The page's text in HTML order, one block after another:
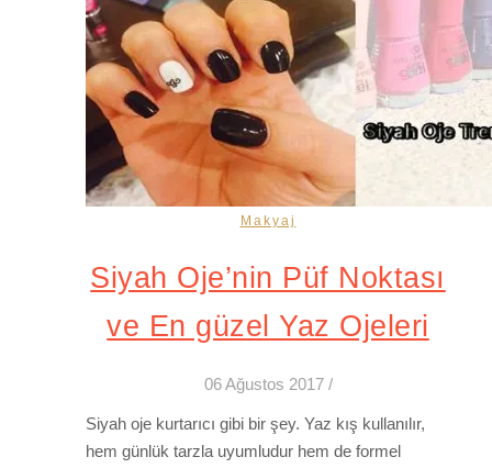
Makyaj
Siyah Oje’nin Püf Noktası
ve En güzel Yaz Ojeleri
06 Ağustos 2017 /
Siyah oje kurtarıcı gibi bir şey. Yaz kış kullanılır,
hem günlük tarzla uyumludur hem de formel